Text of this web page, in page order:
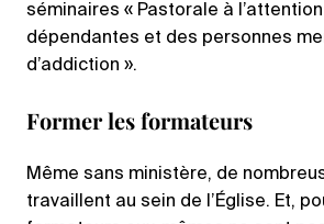
séminaires « Pastorale à
dépendantes et des personnes
d’addiction ».
Former les formateurs
Même sans ministère, de
travaillent au sein de l’Église. Et,